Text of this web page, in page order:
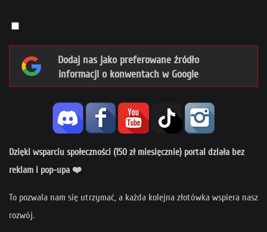
Dodaj nas jako preferowane źródło
informacji o konwentach w Google
Dzięki wsparciu społeczności (150 zł miesięcznie) portal działa bez
reklam i pop-upa ❤️
To pozwala nam się utrzymać, a każda kolejna złotówka wspiera nasz
rozwój.